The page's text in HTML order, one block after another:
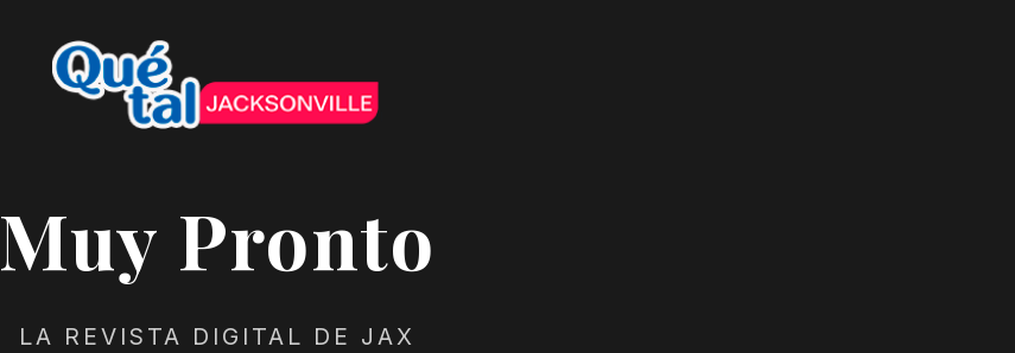
Muy Pronto
LA REVISTA DIGITAL DE JAX